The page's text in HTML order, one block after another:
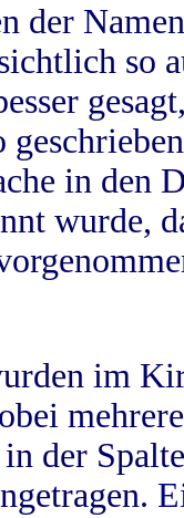
der
so
in
wurde,
im
der